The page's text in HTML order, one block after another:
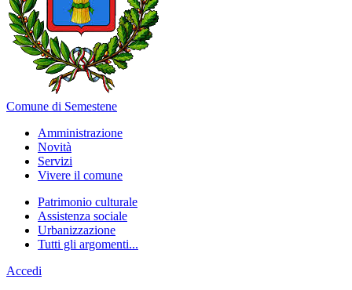
Comune di Semestene
Amministrazione
Novità
Servizi
Vivere il comune
Patrimonio culturale
Assistenza sociale
Urbanizzazione
Tutti gli argomenti...
Accedi